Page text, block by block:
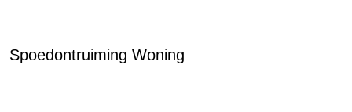
Spoedontruiming Woning